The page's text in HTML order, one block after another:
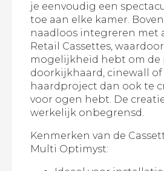
je eenvoudig een
toe aan elke kamer.
naadloos integreren met
Retail Cassettes,
mogelijkheid hebt om de
doorkijkhaard, cinewall
haardproject dan ook te
voor ogen hebt. De
werkelijk onbegrensd.
Kenmerken van de
Multi Optimyst: